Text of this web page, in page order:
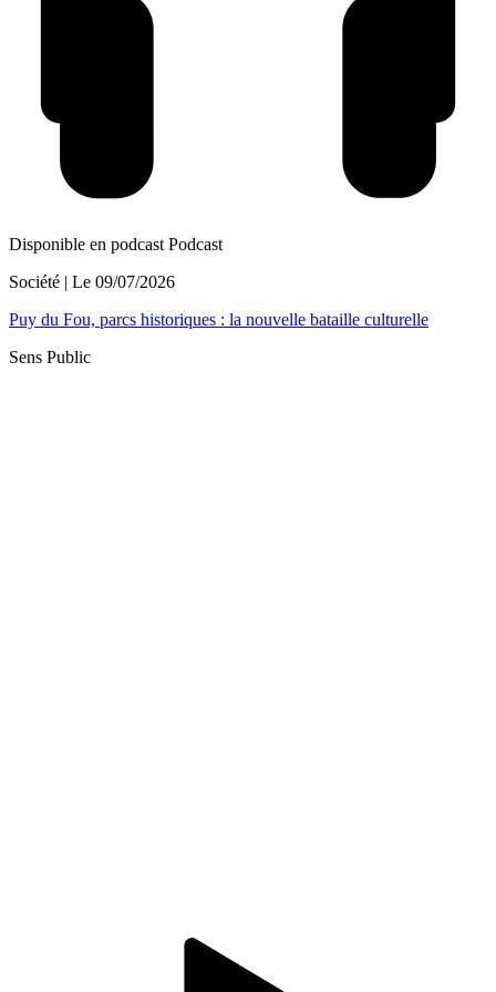
Disponible en podcast Podcast
Société | Le 09/07/2026
Puy du Fou, parcs historiques : la nouvelle bataille culturelle
Sens Public